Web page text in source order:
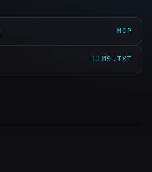
MCP
LLMS.TXT